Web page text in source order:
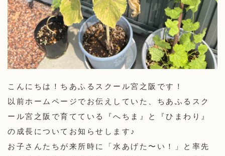
こんにちは！ちあふるスクール宮之阪です！
以前ホームページでお伝えしていた、ちあふるスク
ール宮之阪で育てている『へちま』と『ひまわり』
の成長についてお知らせします♪
お子さんたちが来所時に「水あげた〜い！」と率先